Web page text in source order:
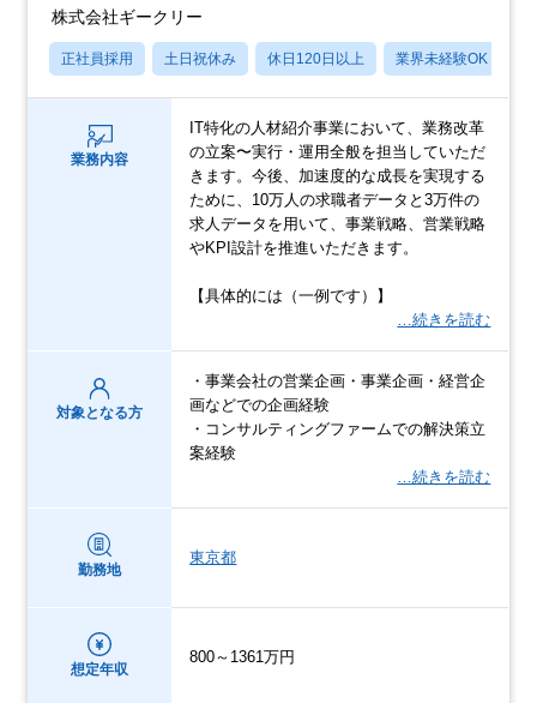
株式会社ギークリー
正社員採用 土日祝休み 休日120日以上 業界未経験OK
業務内容
IT特化の人材紹介事業において、業務改革
の立案〜実行・運用全般を担当していただ
きます。今後、加速度的な成長を実現する
ために、10万人の求職者データと3万件の
求人データを用いて、事業戦略、営業戦略
やKPI設計を推進いただきます。
【具体的には（一例です）】
…続きを読む
対象となる方
・事業会社の営業企画・事業企画・経営企
画などでの企画経験
・コンサルティングファームでの解決策立
案経験
…続きを読む
勤務地
東京都
想定年収
800～1361万円